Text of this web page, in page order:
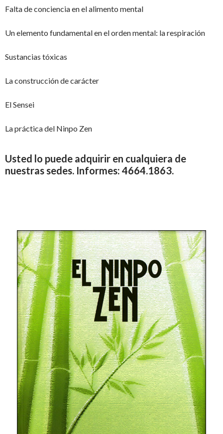
Falta de conciencia en el alimento mental
Un elemento fundamental en el orden mental: la respiración
Sustancias tóxicas
La construcción de carácter
El Sensei
La práctica del Ninpo Zen
Usted lo puede adquirir en cualquiera de
nuestras sedes. Informes: 4664.1863.